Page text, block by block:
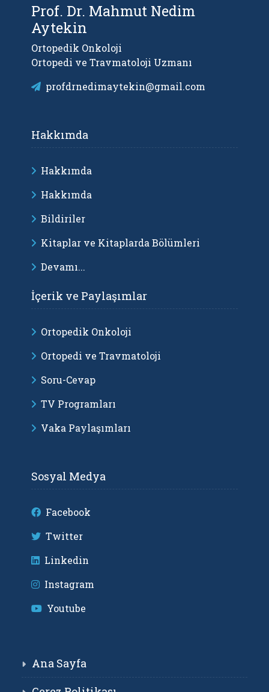
Prof. Dr. Mahmut Nedim
Aytekin
Ortopedik Onkoloji
Ortopedi ve Travmatoloji Uzmanı
profdrnedimaytekin@gmail.com
Hakkımda
Hakkımda
Hakkımda
Bildiriler
Kitaplar ve Kitaplarda Bölümleri
Devamı...
İçerik ve Paylaşımlar
Ortopedik Onkoloji
Ortopedi ve Travmatoloji
Soru-Cevap
TV Programları
Vaka Paylaşımları
Sosyal Medya
Facebook
Twitter
Linkedin
Instagram
Youtube
Ana Sayfa